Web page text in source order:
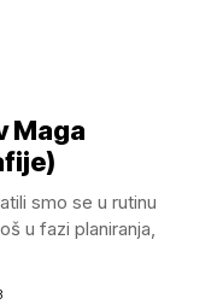
Maga
smo se u rutinu
u fazi planiranja,